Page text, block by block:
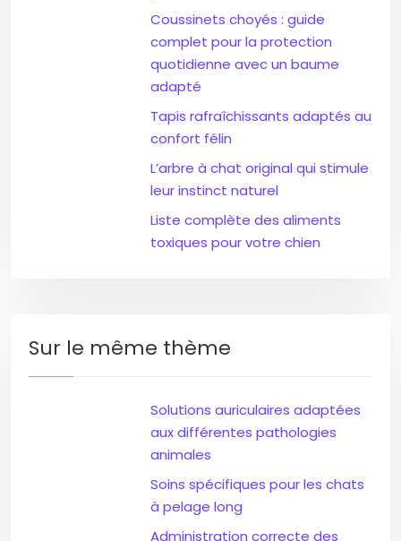
Coussinets choyés : guide
complet pour la protection
quotidienne avec un baume
adapté
Tapis rafraîchissants adaptés au
confort félin
L’arbre à chat original qui stimule
leur instinct naturel
Liste complète des aliments
toxiques pour votre chien
Sur le même thème
Solutions auriculaires adaptées
aux différentes pathologies
animales
Soins spécifiques pour les chats
à pelage long
Administration correcte des